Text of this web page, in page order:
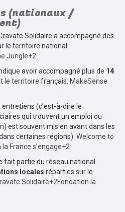
(nationaux /
Solidaire a accompagné des
le territoire national.
Jungle+2
avoir accompagné plus de 14
le territoire français. MakeSense
entretiens (c’est-à-dire le
qui trouvent un emploi ou
est souvent mis en avant dans les
certaines régions). Welcome to
France s’engage+2
fait partie du réseau national
locales réparties sur le
Solidaire+2Fondation la